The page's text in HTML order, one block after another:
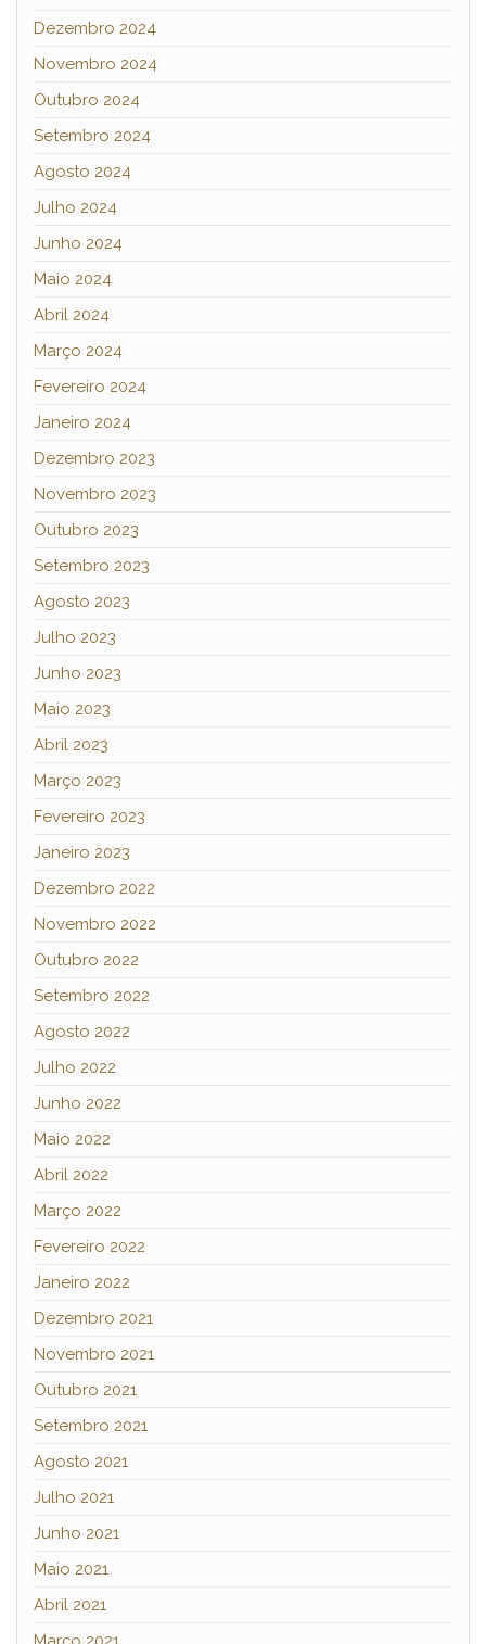
Dezembro 2024
Novembro 2024
Outubro 2024
Setembro 2024
Agosto 2024
Julho 2024
Junho 2024
Maio 2024
Abril 2024
Março 2024
Fevereiro 2024
Janeiro 2024
Dezembro 2023
Novembro 2023
Outubro 2023
Setembro 2023
Agosto 2023
Julho 2023
Junho 2023
Maio 2023
Abril 2023
Março 2023
Fevereiro 2023
Janeiro 2023
Dezembro 2022
Novembro 2022
Outubro 2022
Setembro 2022
Agosto 2022
Julho 2022
Junho 2022
Maio 2022
Abril 2022
Março 2022
Fevereiro 2022
Janeiro 2022
Dezembro 2021
Novembro 2021
Outubro 2021
Setembro 2021
Agosto 2021
Julho 2021
Junho 2021
Maio 2021
Abril 2021